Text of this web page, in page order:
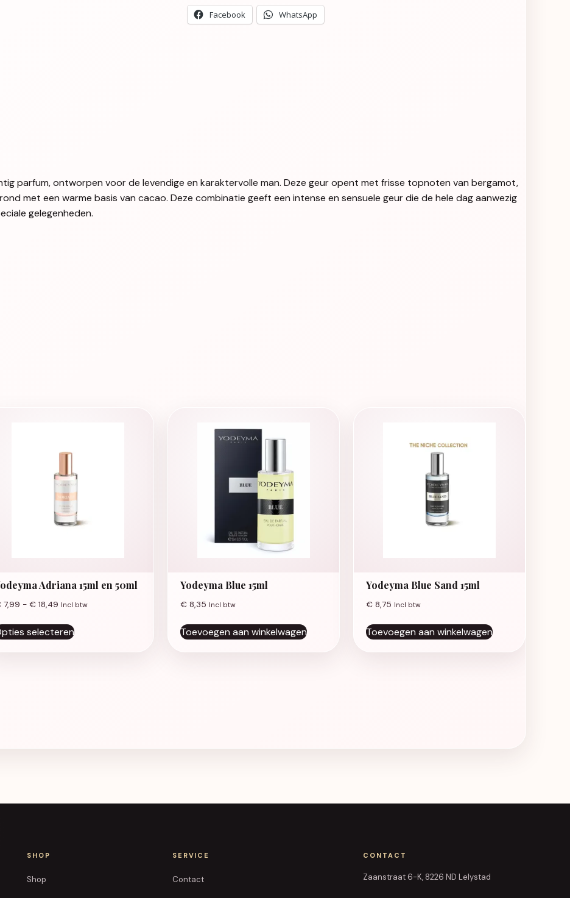
Facebook WhatsApp
parfum, ontworpen voor de levendige en karaktervolle man. Deze geur opent met frisse topnoten van bergamot,
met een warme basis van cacao. Deze combinatie geeft een intense en sensuele geur die de hele dag aanwezig
gelegenheden.
Adriana 15ml en 50ml
7,99 - € 18,49 Prijsklasse: € 7,99 tot € 18,49
Incl btw
selecteren
Dit product heeft meerdere variaties. Deze optie kan gekozen worden op de productpagina
Yodeyma Blue 15ml
€ 8,35 Incl btw
Toevoegen aan winkelwagen
Yodeyma Blue Sand 15ml
€ 8,75 Incl btw
Toevoegen aan winkelwagen
SHOP
Shop
SERVICE
Contact
CONTACT
Zaanstraat 6-K, 8226 ND Lelystad